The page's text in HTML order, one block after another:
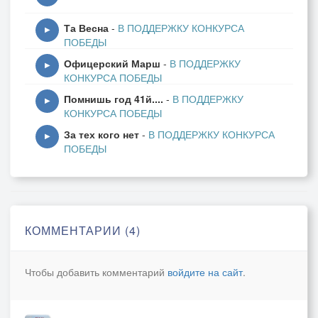
есть.Песен много,если не получится загрузить все
сразу,то будем добавлять по степени получения
доступа,а это уже зависит от Вас,дорогие
поюшники.
▶ Та Весна - В ПОДДЕРЖКУ КОНКУРСА
ПОБЕДЫ
▶ Офицерский Марш - В ПОДДЕРЖКУ
КОНКУРСА ПОБЕДЫ
▶ Помнишь год 41й.... - В ПОДДЕРЖКУ
КОНКУРСА ПОБЕДЫ
▶ За тех кого нет - В ПОДДЕРЖКУ КОНКУРСА
ПОБЕДЫ
КОММЕНТАРИИ (4)
Чтобы добавить комментарий войдите на сайт.